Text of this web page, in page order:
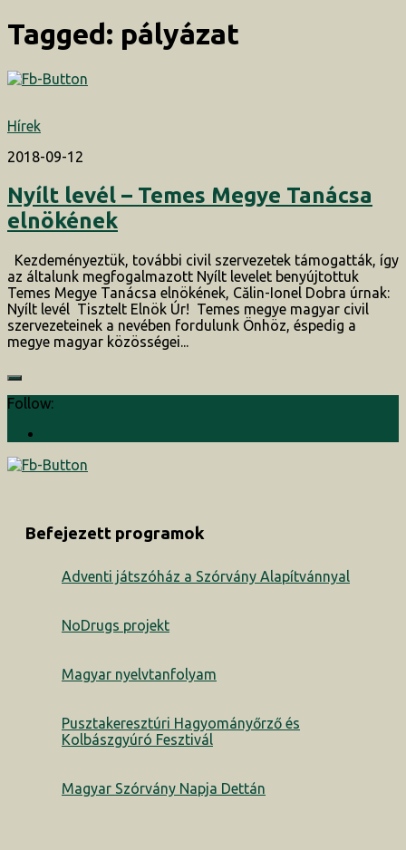
Tagged: pályázat
Hírek
2018-09-12
Nyílt levél – Temes Megye Tanácsa
elnökének
Kezdeményeztük, további civil szervezetek támogatták, így
az általunk megfogalmazott Nyílt levelet benyújtottuk
Temes Megye Tanácsa elnökének, Călin-Ionel Dobra úrnak:
Nyílt levél Tisztelt Elnök Úr! Temes megye magyar civil
szervezeteinek a nevében fordulunk Önhöz, éspedig a
megye magyar közösségei...
Follow:
Befejezett programok
Adventi játszóház a Szórvány Alapítvánnyal
NoDrugs projekt
Magyar nyelvtanfolyam
Pusztakeresztúri Hagyományőrző és
Kolbászgyúró Fesztivál
Magyar Szórvány Napja Dettán